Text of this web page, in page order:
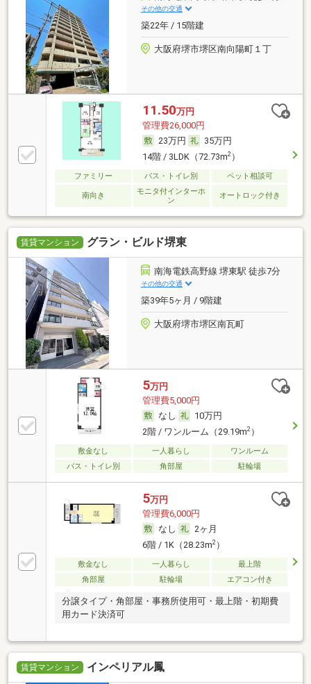
その他の交通
築22年 / 15階建
大阪府堺市堺区南向陽町１丁
11.50万円
管理費26,000円
23万円
35万円
14階 / 3LDK（72.73m2）
ファミリー バス・トイレ別 ペット相談可
南向き
モニタ付インターホ
ン
オートロック付き
賃貸マンション グラン・ビルド堺東
南海電鉄高野線 堺東駅 徒歩7分
その他の交通
築39年5ヶ月 / 9階建
大阪府堺市堺区南瓦町
5万円
管理費5,000円
なし
10万円
2階 / ワンルーム（29.19m2）
敷金なし 一人暮らし
ワンルーム
バス・トイレ別
角部屋 駐輪場
5万円
管理費6,000円
なし
2ヶ月
6階 / 1K（28.23m2）
敷金なし 一人暮らし
最上階
角部屋
駐輪場 エアコン付き
分譲タイプ・角部屋・事務所使用可・最上階・初期費
用カード決済可
賃貸マンション インペリアル鳳